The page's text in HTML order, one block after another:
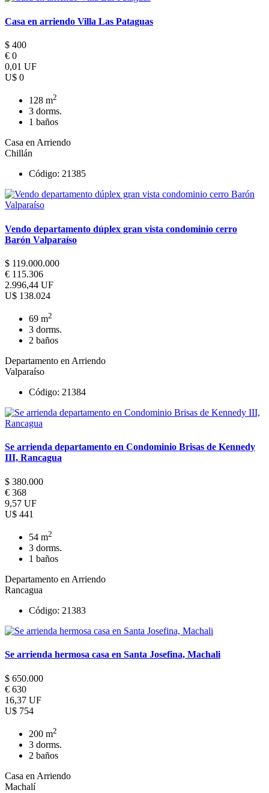
Casa en arriendo Villa Las Pataguas
$ 400
€ 0
0,01 UF
U$ 0
128 m2
3 dorms.
1 baños
Casa en Arriendo
Chillán
Código: 21385
Vendo departamento dúplex gran vista condominio cerro
Barón Valparaíso
$ 119.000.000
€ 115.306
2.996,44 UF
U$ 138.024
69 m2
3 dorms.
2 baños
Departamento en Arriendo
Valparaíso
Código: 21384
Se arrienda departamento en Condominio Brisas de Kennedy
III, Rancagua
$ 380.000
€ 368
9,57 UF
U$ 441
54 m2
3 dorms.
1 baños
Departamento en Arriendo
Rancagua
Código: 21383
Se arrienda hermosa casa en Santa Josefina, Machali
$ 650.000
€ 630
16,37 UF
U$ 754
200 m2
3 dorms.
2 baños
Casa en Arriendo
Machalí